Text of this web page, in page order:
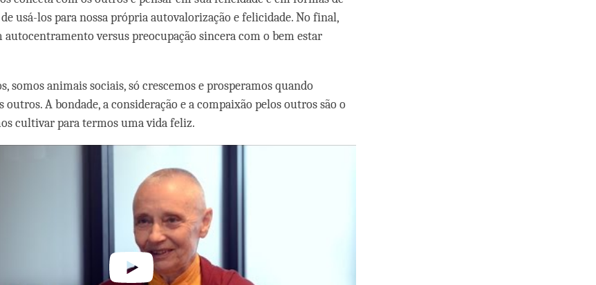
usá-los para nossa própria autovalorização e felicidade. No final,
autocentramento versus preocupação sincera com o bem estar
somos animais sociais, só crescemos e prosperamos quando
outros. A bondade, a consideração e a compaixão pelos outros são o
cultivar para termos uma vida feliz.